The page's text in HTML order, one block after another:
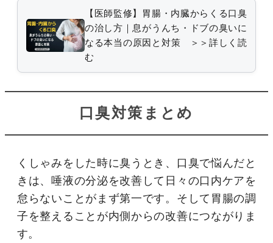
【医師監修】胃腸・内臓からくる口臭
の治し方｜息がうんち・ドブの臭いに
なる本当の原因と対策 ＞＞詳しく読
む
口臭対策まとめ
くしゃみをした時に臭うとき、口臭で悩んだと
きは、唾液の分泌を改善して日々の口内ケアを
怠らないことがまず第一です。そして胃腸の調
子を整えることが内側からの改善につながりま
す。